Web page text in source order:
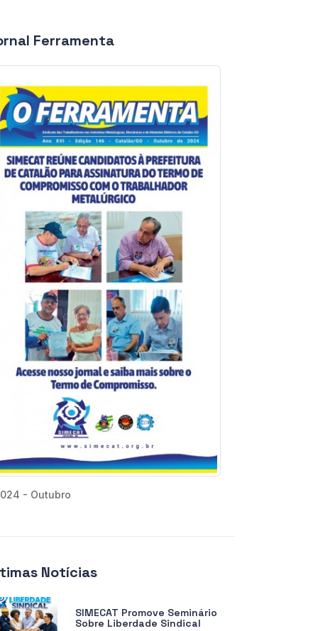
Ferramenta
- Outubro
Notícias
SIMECAT Promove Seminário
Sobre Liberdade Sindical